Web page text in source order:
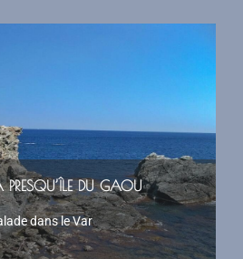
PRESQU’ÎLE DU GAOU
dans le Var